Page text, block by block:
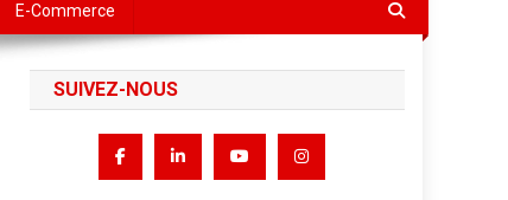
E-Commerce
SUIVEZ-NOUS